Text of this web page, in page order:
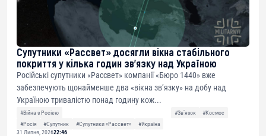
Супутники «Рассвет» досягли вікна стабільного
покриття у кілька годин зв’язку над Україною
Російські супутники «Рассвет» компанії «Бюро 1440» вже
забезпечують щонайменше два «вікна зв’язку» на добу над
Україною тривалістю понад годину кож...
#Війна з Росією #Звʼязок
#Космос
#Росія
#Супутник #Супутники «Рассвет»
#Україна
31 Липня, 202622:46